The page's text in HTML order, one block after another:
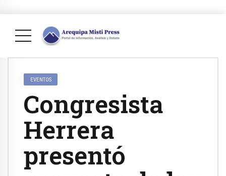
EVENTOS
Congresista
Herrera
presentó